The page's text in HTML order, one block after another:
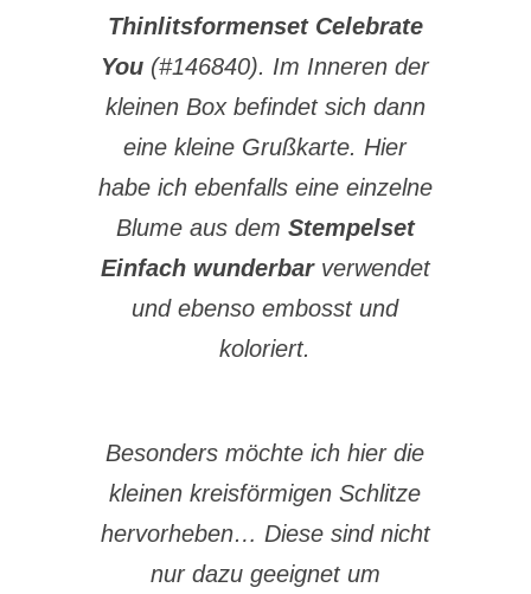
Thinlitsformenset Celebrate
You (#146840). Im Inneren der
kleinen Box befindet sich dann
eine kleine Grußkarte. Hier
habe ich ebenfalls eine einzelne
Blume aus dem Stempelset
Einfach wunderbarverwendet
und ebenso embosst und
koloriert.
Besonders möchte ich hier die
kleinen kreisförmigen Schlitze
hervorheben… Diese sind nicht
nur dazu geeignet um